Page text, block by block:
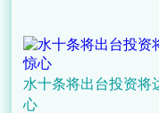
水十条将出台投资将
心